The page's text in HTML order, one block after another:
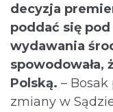
decyzja
poddać się
wydawania
spowodowała,
Polską. – Bosak
zmiany w